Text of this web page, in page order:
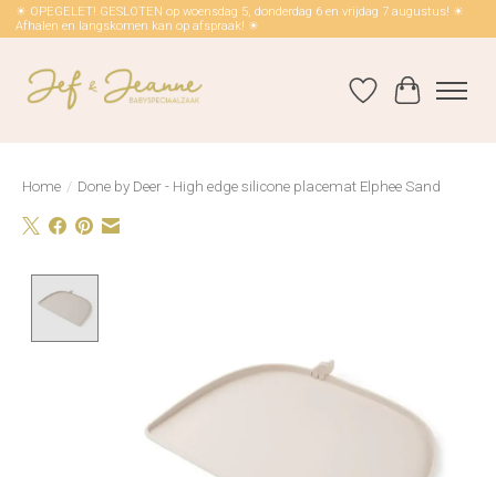
☀ OPEGELET! GESLOTEN op woensdag 5, donderdag 6 en vrijdag 7 augustus! ☀
Afhalen en langskomen kan op afspraak! ☀
Verlanglijst
Home / Done by Deer - High edge silicone placemat Elphee Sand